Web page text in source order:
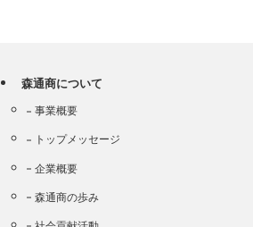
森通商について
事業概要
トップメッセージ
企業概要
森通商の歩み